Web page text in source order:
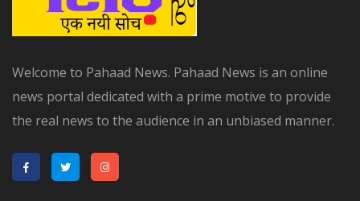
Welcome to Pahaad News. Pahaad News is an online
news portal dedicated with a prime motive to provide
the real news to the audience in an unbiased manner.